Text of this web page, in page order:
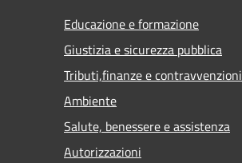
Educazione e formazione
Giustizia e sicurezza pubblica
Tributi,finanze e contravvenzioni
Ambiente
Salute, benessere e assistenza
Autorizzazioni